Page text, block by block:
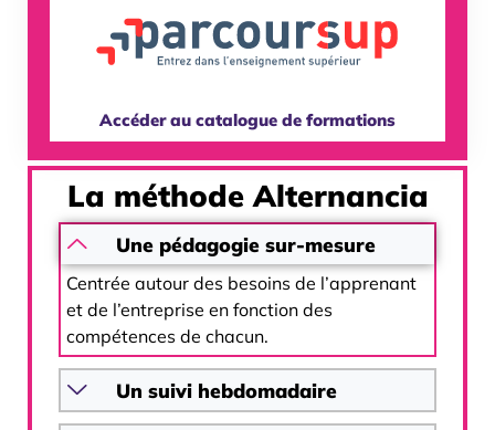
Accéder au catalogue de formations
La méthode Alternancia
Une pédagogie sur-mesure
Centrée autour des besoins de l’apprenant
et de l’entreprise en fonction des
compétences de chacun.
Un suivi hebdomadaire